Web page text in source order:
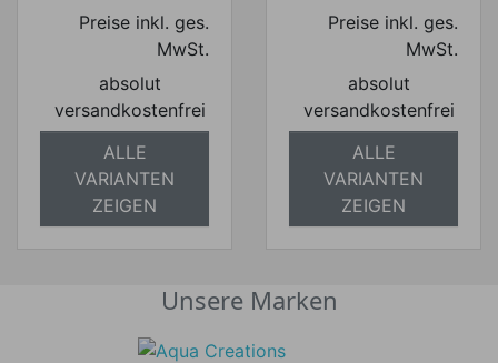
Preise inkl. ges.
MwSt.
absolut
versandkostenfrei
ALLE
VARIANTEN
ZEIGEN
Preise inkl. ges.
MwSt.
absolut
versandkostenfrei
ALLE
VARIANTEN
ZEIGEN
Unsere Marken